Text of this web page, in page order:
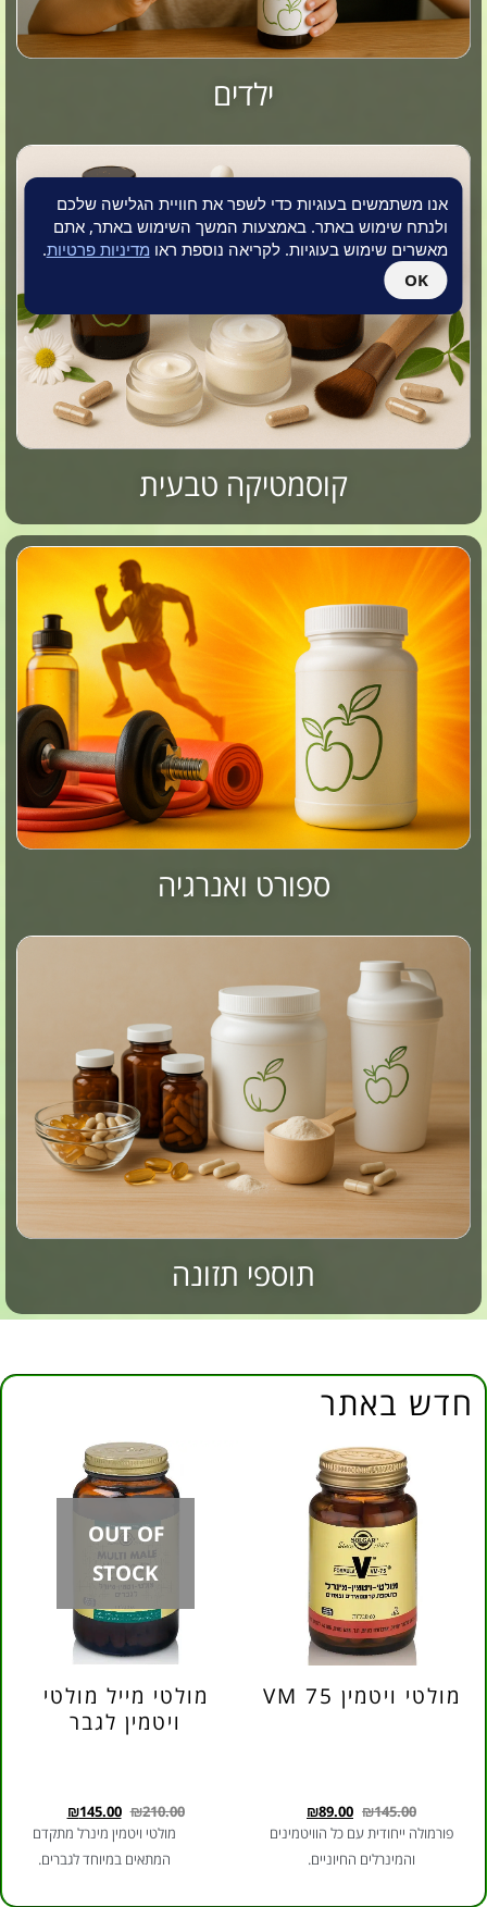
ילדים
קוסמטיקה טבעית
ספורט ואנרגיה
תוספי תזונה
חדש באתר
OUT OF
STOCK
מולטי מייל מולטי
₪210.00
₪145.00
מולטי ויטמין מינרל מתקדם
המתאים במיוחד לגברים.
OUT OF
STOCK
קומפלקס צמחים
דטוקס
₪200.00
₪120.00
עוזר לטיהור הכבד והגוף מחומרים
רעילים.
אנו משתמשים בעוגיות כדי לשפר את חוויית הגלישה שלכם
ולנתח שימוש באתר. באמצעות המשך השימוש באתר, אתם
מאשרים שימוש בעוגיות. לקריאה נוספת ראו מדיניות פרטיות.
OK